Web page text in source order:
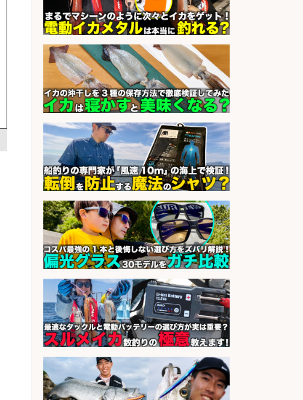
会社名 株式会社ホットスタッフ鹿児島
sponsored by 求人ボックス
精肉・青果・鮮魚販売/「志布志
市」「時給1,150円〜」志布志市で
お魚のカットや商品の陳列業務/時
間選べる×未経験歓迎×残業少なめ/
鹿児島県/志布志市
会社名 株式会社ホットスタッフ鹿児島
sponsored by 求人ボックス
営業事務/釣り具メーカーでの営業
アシスタントのお仕事/残業なし/即
日勤務可/営業事務/軽作業
会社名 株式会社パソナ
sponsored by 求人ボックス
営業事務/「大津市」釣り具メーカ
ーの物流事務・営業アシスタント/
小野駅徒歩6分/「時給1,300円」/大
型連休あり×残業なし×土日祝休み/
滋賀県
株式会社ホットスタッフ滋賀
sponsored by 求人ボックス